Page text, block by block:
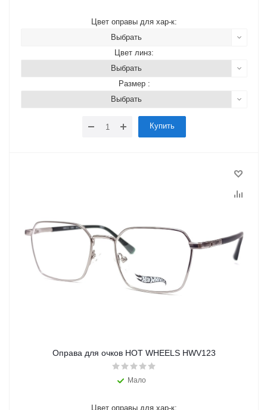
Цвет оправы для хар-к:
Выбрать
Цвет линз:
Выбрать
Размер :
Выбрать
Купить
Оправа для очков HOT WHEELS HWV123
Мало
Цвет оправы для хар-к: